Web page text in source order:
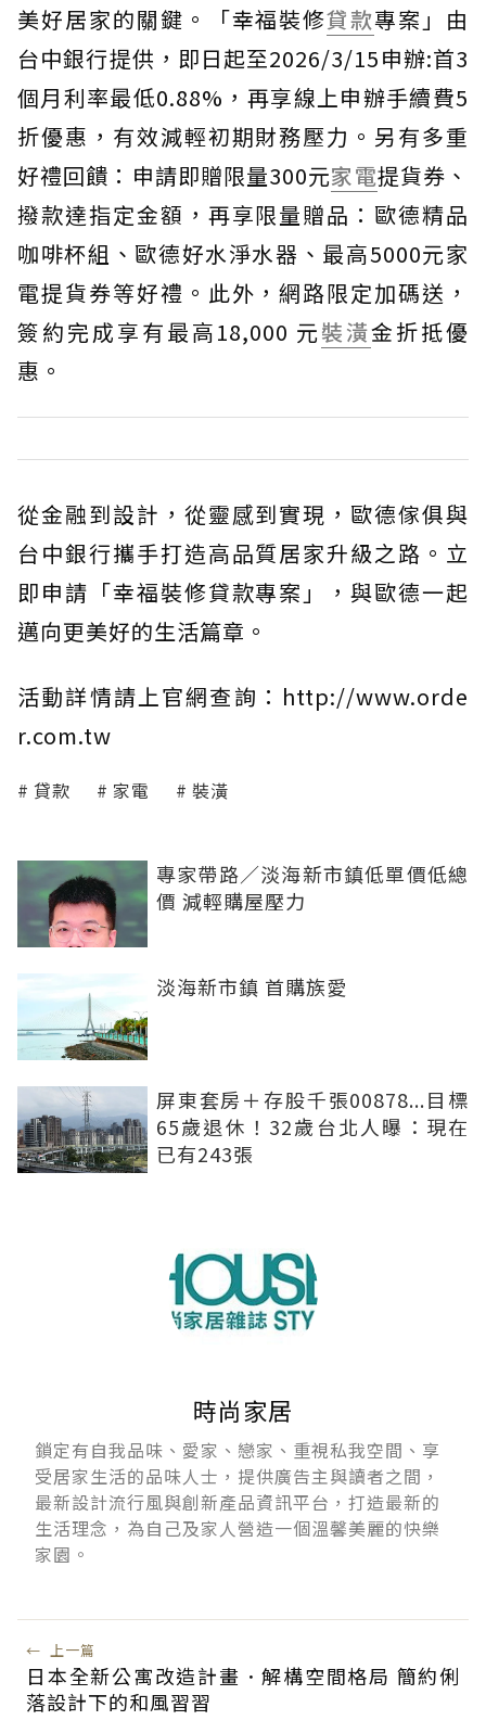
美好居家的關鍵。「幸福裝修貸款專案」由
台中銀行提供，即日起至2026/3/15申辦:首3
個月利率最低0.88%，再享線上申辦手續費5
折優惠，有效減輕初期財務壓力。另有多重
好禮回饋：申請即贈限量300元家電提貨券、
撥款達指定金額，再享限量贈品：歐德精品
咖啡杯組、歐德好水淨水器、最高5000元家
電提貨券等好禮。此外，網路限定加碼送，
簽約完成享有最高18,000 元裝潢金折抵優
惠。
從金融到設計，從靈感到實現，歐德傢俱與
台中銀行攜手打造高品質居家升級之路。立
即申請「幸福裝修貸款專案」，與歐德一起
邁向更美好的生活篇章。
活動詳情請上官網查詢：http://www.orde
r.com.tw
貸款 家電 裝潢
專家帶路／淡海新市鎮低單價低總
價 減輕購屋壓力
淡海新市鎮 首購族愛
屏東套房＋存股千張00878...目標
65歲退休！32歲台北人曝：現在
已有243張
時尚家居
鎖定有自我品味、愛家、戀家、重視私我空間、享
受居家生活的品味人士，提供廣告主與讀者之間，
最新設計流行風與創新產品資訊平台，打造最新的
生活理念，為自己及家人營造一個溫馨美麗的快樂
家園。
← 上一篇
日本全新公寓改造計畫．解構空間格局 簡約俐
落設計下的和風習習